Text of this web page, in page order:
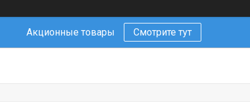
Акционные товары Смотрите тут